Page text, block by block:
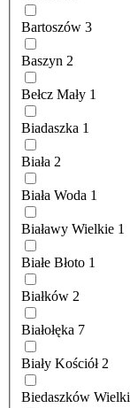
Bartoszów 3
Baszyn 2
Bełcz Mały 1
Biadaszka 1
Biała 2
Biała Woda 1
Białawy Wielkie 1
Białe Błoto 1
Białków 2
Białołęka 7
Biały Kościół 2
Biedaszków Wielki